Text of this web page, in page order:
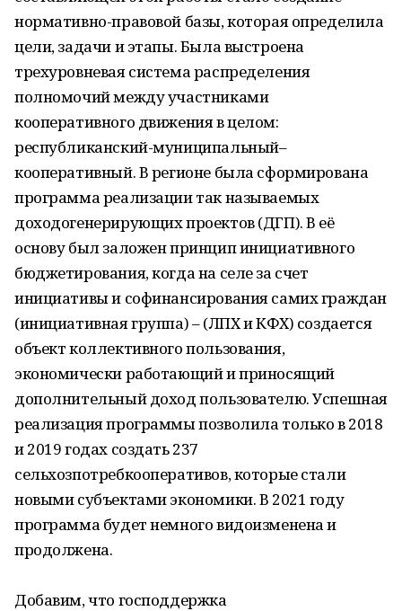
нормативно-правовой базы, которая определила
цели, задачи и этапы. Была выстроена
трехуровневая система распределения
полномочий между участниками
кооперативного движения в целом:
республиканский-муниципальный–
кооперативный. В регионе была сформирована
программа реализации так называемых
доходогенерирующих проектов (ДГП). В её
основу был заложен принцип инициативного
бюджетирования, когда на селе за счет
инициативы и софинансирования самих граждан
(инициативная группа) – (ЛПХ и КФХ) создается
объект коллективного пользования,
экономически работающий и приносящий
дополнительный доход пользователю. Успешная
реализация программы позволила только в 2018
и 2019 годах создать 237
сельхозпотребкооперативов, которые стали
новыми субъектами экономики. В 2021 году
программа будет немного видоизменена и
продолжена.
Добавим, что господдержка